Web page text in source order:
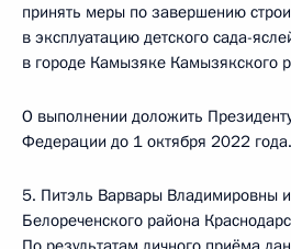
принять меры по завершению
в эксплуатацию детского сада-
в городе Камызяке Камызякского
О выполнении доложить
Федерации до 1 октября 2022 года.
5. Питэль Варвары Владимировны
Белореченского района